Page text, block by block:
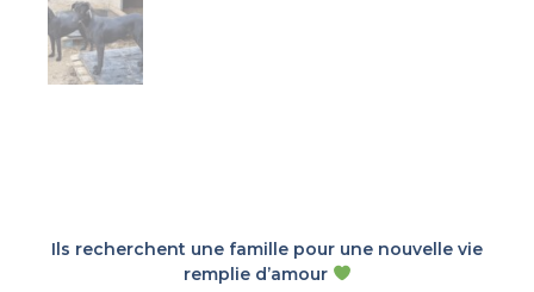
Ils recherchent une famille pour une nouvelle vie
remplie d’amour